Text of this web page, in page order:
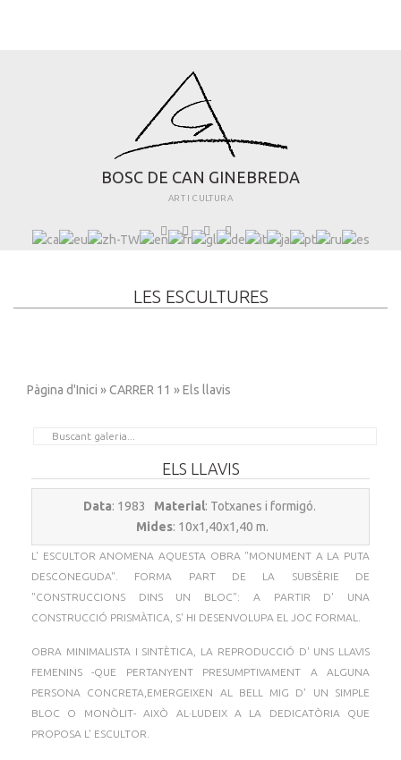
BOSC DE CAN GIN EBREDA
ART I CULTURA
LES ESCULTURES
Pàgina d'Inici »CARRER 11 » Els llavis
ELS LLAVIS
Data: 1983 Material: Totxanes i formigó.
Mides: 10x1,40x1,40 m.
L' ESCULTOR ANOMENA AQUESTA OBRA "MONUMENT A LA PUTA
DESCONEGUDA". FORMA PART DE LA SUBSÈRIE DE
"CONSTRUCCIONS DINS UN BLOC": A PARTIR D' UNA
CONSTRUCCIÓ PRISMÀTICA, S' HI DESENVOLUPA EL JOC FORMAL.
OBRA MINIMALISTA I SINTÈTICA, LA REPRODUCCIÓ D' UNS LLAVIS
FEMENINS -QUE PERTANYENT PRESUMPTIVAMENT A ALGUNA
PERSONA CONCRETA,EMERGEIXEN AL BELL MIG D' UN SIMPLE
BLOC O MONÒLIT- AIXÒ AL·LUDEIX A LA DEDICATÒRIA QUE
PROPOSA L' ESCULTOR.